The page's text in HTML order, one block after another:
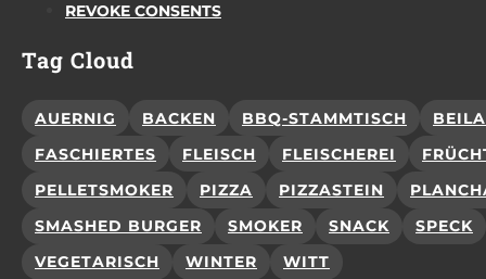
REVOKE CONSENTS
Tag Cloud
AUERNIG BACKEN BBQ-STAMMTISCH
FASCHIERTES
FLEISCH FLEISCHEREI
PELLETSMOKER
PIZZA PIZZASTEIN
SMASHED BURGER
SMOKER SNACK
SPECK
VEGETARISCH
WINTER WITT